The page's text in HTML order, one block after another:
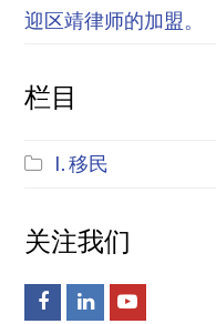
迎区靖律师的加盟。
栏目
I. 移民
关注我们
FacebookLinkedInYoutube